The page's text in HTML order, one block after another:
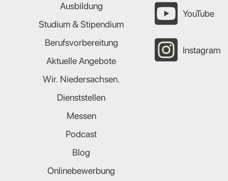
Ausbildung
Studium & Stipendium
Berufsvorbereitung
Aktuelle Angebote
Wir. Niedersachsen.
Dienststellen
Messen
Podcast
Blog
Onlinebewerbung
YouTube
Instagram